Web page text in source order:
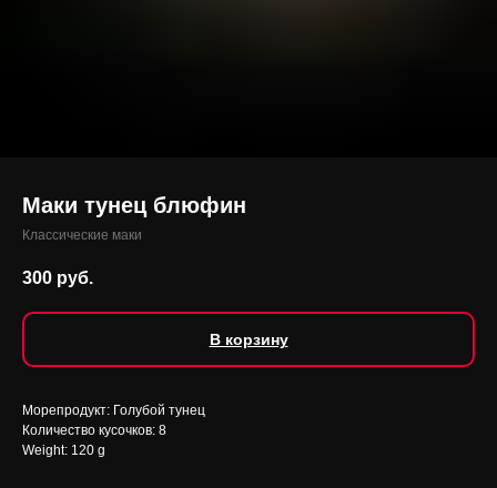
Маки тунец блюфин
Классические маки
300 руб.
В корзину
Морепродукт: Голубой тунец
Количество кусочков: 8
Weight: 120 g